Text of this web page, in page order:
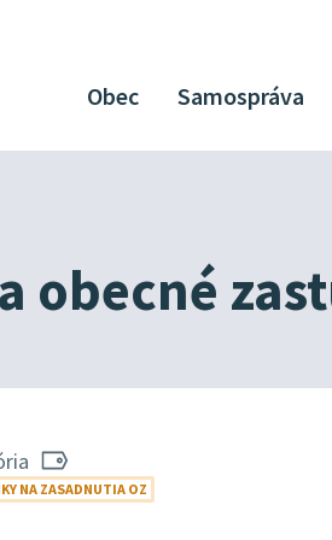
Obec Samospráva
obecné
NA ZASADNUTIA OZ